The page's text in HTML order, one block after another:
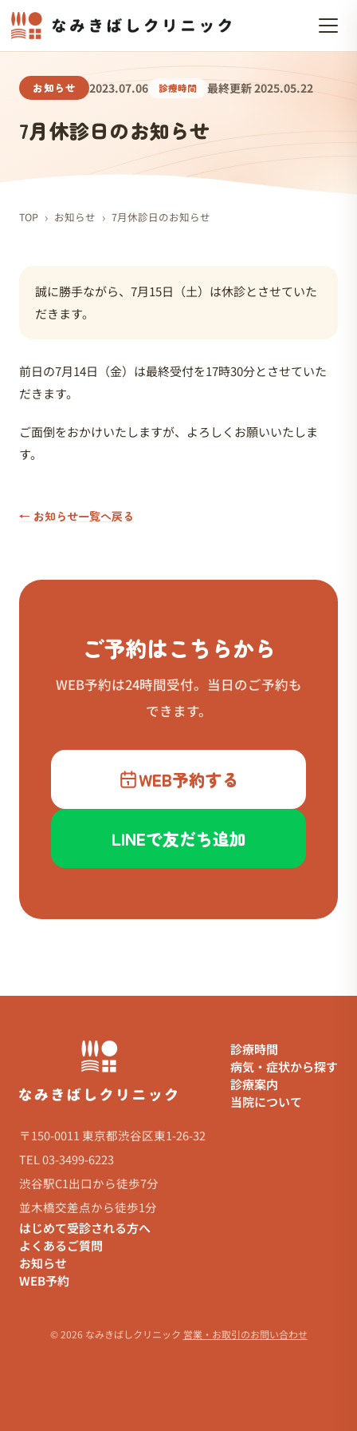
お知らせ 2023.07.06 診療時間 最終更新 2025.05.22
7月休診日のお知らせ
TOP › お知らせ › 7月休診日のお知らせ
誠に勝手ながら、7月15日（土）は休診とさせていた
だきます。
前日の7月14日（金）は最終受付を17時30分とさせていた
だきます。
ご面倒をおかけいたしますが、よろしくお願いいたしま
す。
← お知らせ一覧へ戻る
ご予約はこちらから
WEB予約は24時間受付。当日のご予約も
できます。
WEB予約する
LINEで友だち追加
〒150-0011 東京都渋谷区東1-26-32
TEL 03-3499-6223
渋谷駅C1出口から徒歩7分
並木橋交差点から徒歩1分
診療時間
病気・症状から探す
診療案内
当院について
はじめて受診される方へ
よくあるご質問
お知らせ
WEB予約
© 2026 なみきばしクリニック 営業・お取引のお問い合わせ